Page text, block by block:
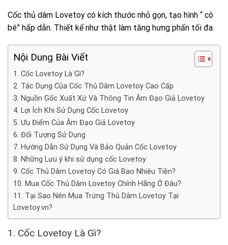
Cốc thủ dâm Lovetoy có kích thước nhỏ gọn, tạo hình “ cô
bé” hấp dẫn. Thiết kế như thật làm tăng hưng phấn tối đa.
Nội Dung Bài Viết
1. Cốc Lovetoy Là Gì?
2. Tác Dụng Của Cốc Thủ Dâm Lovetoy Cao Cấp
3. Nguồn Gốc Xuất Xứ Và Thông Tin Âm Đạo Giả Lovetoy
4. Lợi Ích Khi Sử Dụng Cốc Lovetoy
5. Ưu Điểm Của Âm Đạo Giả Lovetoy
6. Đối Tượng Sử Dụng
7. Hướng Dẫn Sử Dụng Và Bảo Quản Cốc Lovetoy
8. Những Lưu ý khi sử dụng cốc Lovetoy
9. Cốc Thủ Dâm Lovetoy Có Giá Bao Nhiêu Tiền?
10. Mua Cốc Thủ Dâm Lovetoy Chính Hãng Ở Đâu?
11. Tại Sao Nên Mua Trứng Thủ Dâm Lovetoy Tại
Lovetoy.vn?
1. Cốc Lovetoy Là Gì?